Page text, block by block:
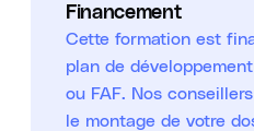
Financement
Cette formation est
plan de
ou FAF. Nos
le montage de votre